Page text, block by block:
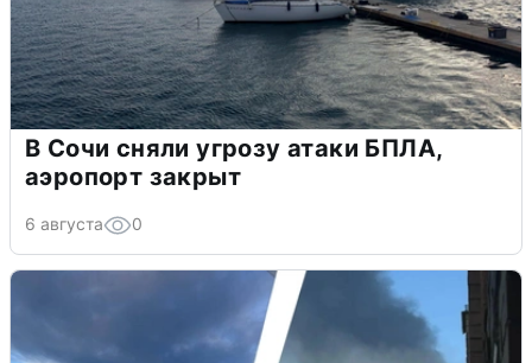
В Сочи сняли угрозу атаки БПЛА,
аэропорт закрыт
6 августа 0